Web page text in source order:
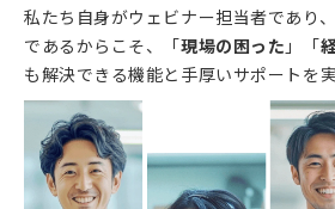
私たち自身がウェビナー担当者であり
であるからこそ、「現場の困った 」「
も解決できる機能と手厚いサポートを実